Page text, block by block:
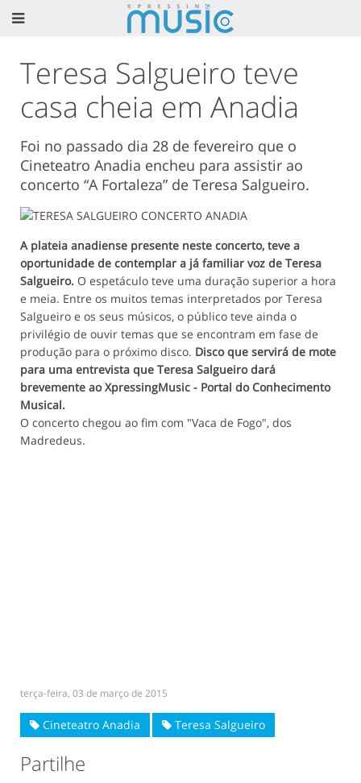
Teresa Salgueiro teve
casa cheia em Anadia
Foi no passado dia 28 de fevereiro que o
Cineteatro Anadia encheu para assistir ao
concerto “A Fortaleza” de Teresa Salgueiro.
A plateia anadiense presente neste concerto, teve a
oportunidade de contemplar a já familiar voz de Teresa
Salgueiro. O espetáculo teve uma duração superior a hora
e meia. Entre os muitos temas interpretados por Teresa
Salgueiro e os seus músicos, o público teve ainda o
privilégio de ouvir temas que se encontram em fase de
produção para o próximo disco. Disco que servirá de mote
para uma entrevista que Teresa Salgueiro dará
brevemente ao XpressingMusic - Portal do Conhecimento
Musical.
O concerto chegou ao fim com "Vaca de Fogo", dos
Madredeus.
terça-feira, 03 de março de 2015
Cineteatro Anadia Teresa Salgueiro
Partilhe